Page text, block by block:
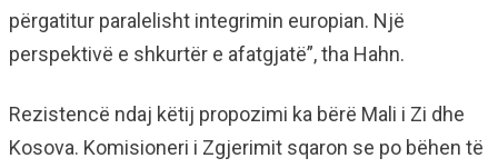
përgatitur paralelisht integrimin europian. Një
perspektivë e shkurtër e afatgjatë”, tha Hahn.
Rezistencë ndaj këtij propozimi ka bërë Mali i Zi dhe
Kosova. Komisioneri i Zgjerimit sqaron se po bëhen të